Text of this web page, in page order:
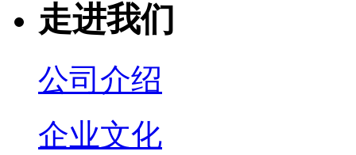
走进我们
公司介绍
企业文化